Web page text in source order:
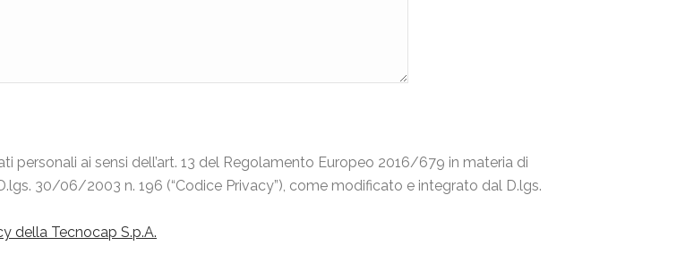
ai sensi dell’art. 13 del Regolamento Europeo 2016/679 in materia di
30/06/2003 n. 196 (“Codice Privacy”), come modificato e integrato dal D.lgs.
della Tecnocap S.p.A.